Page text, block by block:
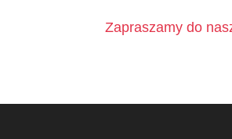
Zapraszamy do